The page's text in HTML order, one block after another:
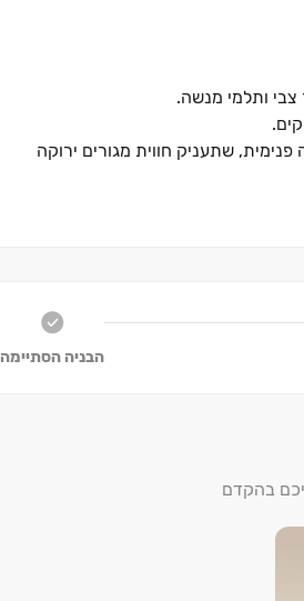
בני ‏6‏-‏7 קומות. בלב כל מתחם פיאצה פנימית, שתעניק חווית מגורים ירוקה
הבניה הסתיימה
בהקדם